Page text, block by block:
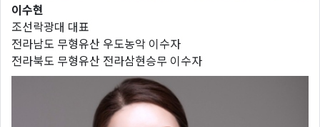
이수현
조선락광대 대표
전라남도 무형유산 우도농악 이수자
전라북도 무형유산 전라삼현승무 이수자